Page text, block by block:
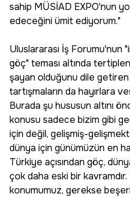
sahip MÜSİAD EXPO'nun
edeceğini ümit ediyorum."
Uluslararası İş Forumu'nun
göç" teması altında
şayan olduğunu dile getiren
tartışmaların da hayırlara
Burada şu hususun altını
konusu sadece bizim gibi
için değil, gelişmiş-
dünya için günümüzün en
Türkiye açısından göç,
çok daha eski bir
konumumuz, gerekse